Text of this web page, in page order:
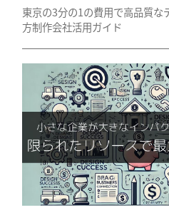
東京の3分の1の費用で高品質
方制作会社活用ガイド